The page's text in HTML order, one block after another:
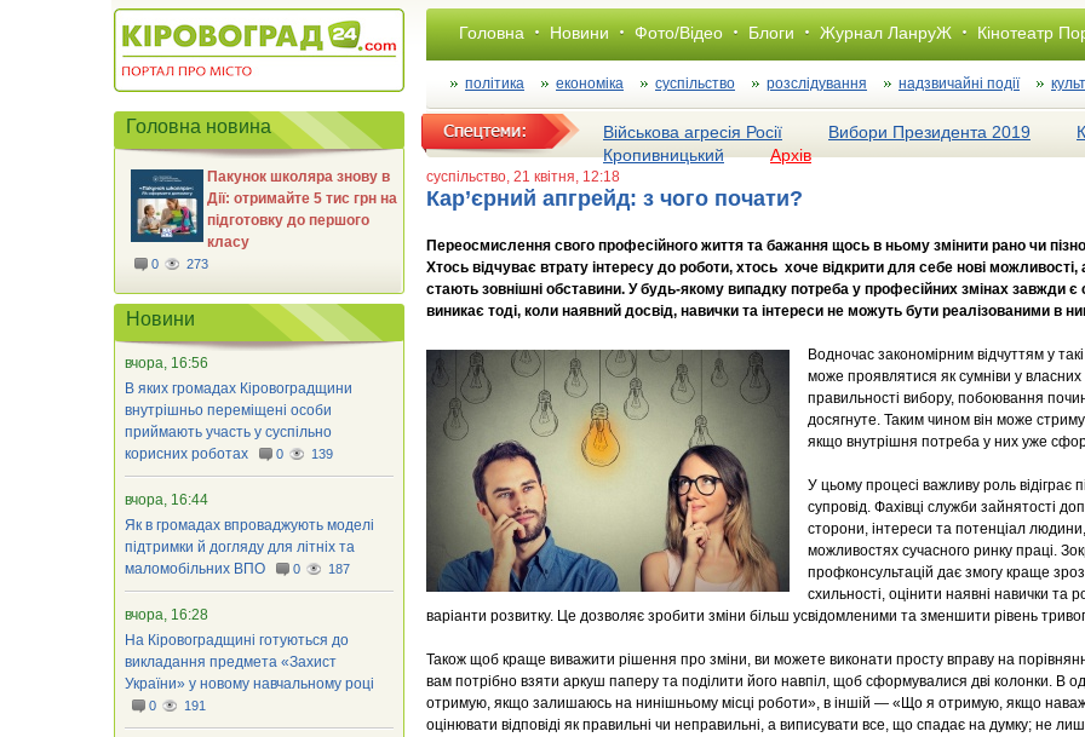
Головна Новини Фото/Відео Блоги Журнал ЛанруЖ Кінотеатр
політика економіка суспільство розслiдування надзвичайні події
Військова агресія Росії Вибори Президента 2019
Кропивницький
Архів
суспільство, 21 квітня, 12:18
Кар’єрний апгрейд: з чого почати?
Переосмислення свого професійного життя та бажання щось в ньому змінити рано чи
Хтось відчуває втрату інтересу до роботи, хтось хоче відкрити для себе нові
стають зовнішні обставини. У будь-якому випадку потреба у професійних змінах завжди є
виникає тоді, коли наявний досвід, навички та інтереси не можуть бути реалізованими в
Водночас закономірним відчуттям у
може проявлятися як сумніви у власних
правильності вибору, побоювання
досягнуте. Таким чином він може
якщо внутрішня потреба у них уже
У цьому процесі важливу роль відіграє
супровід. Фахівці служби зайнятості
сторони, інтереси та потенціал
можливостях сучасного ринку праці.
профконсультацій дає змогу краще
схильності, оцінити наявні навички та
варіанти розвитку. Це дозволяє зробити зміни більш усвідомленими та зменшити рівень
Також щоб краще виважити рішення про зміни, ви можете виконати просту вправу на
вам потрібно взяти аркуш паперу та поділити його навпіл, щоб сформувалися дві колонки. В
отримую, якщо залишаюсь на нинішньому місці роботи», в іншій — «Що я отримую, якщо
оцінювати відповіді як правильні чи неправильні, а виписувати все, що спадає на думку; не
Головна новина
Пакунок школяра знову в
Дії: отримайте 5 тис грн на
підготовку до першого
класу
0 273
Новини
вчора, 16:56
В яких громадах Кіровоградщини
внутрішньо переміщені особи
приймають участь у суспільно
корисних роботах
0 139
вчора, 16:44
Як в громадах впроваджують моделі
підтримки й догляду для літніх та
маломобільних ВПО
0 187
вчора, 16:28
На Кіровоградщині готуються до
викладання предмета «Захист
України» у новому навчальному році
0 191